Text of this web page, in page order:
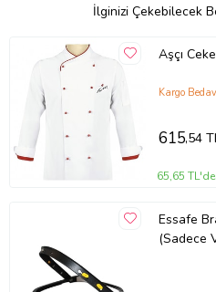
İlginizi Çekebilecek
Aşçı
Kargo
615,54
65,65
Essafe
(Sadece